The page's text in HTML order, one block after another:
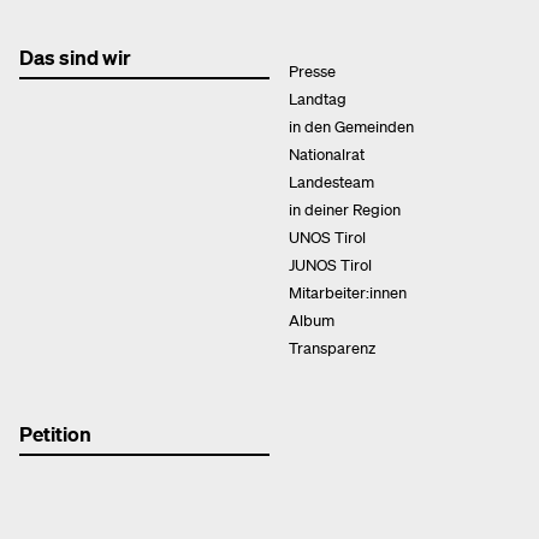
Das sind wir
Presse
Landtag
in den Gemeinden
Nationalrat
Landesteam
in deiner Region
UNOS Tirol
JUNOS Tirol
Mitarbeiter:innen
Album
Transparenz
Petition